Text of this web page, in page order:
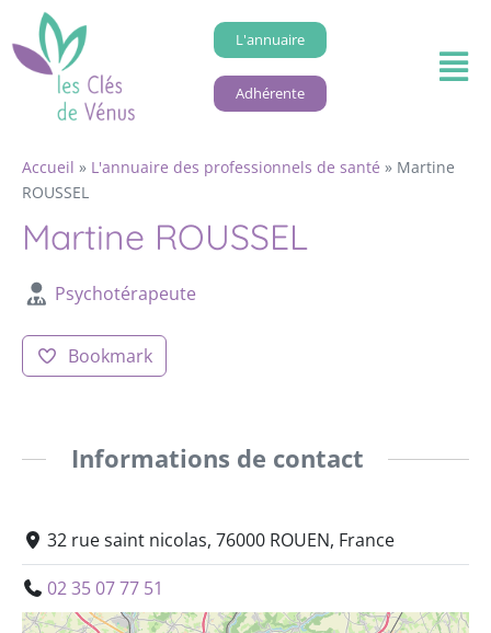
L'annuaire
Adhérente
Accueil » L'annuaire des professionnels de santé » Martine
ROUSSEL
Martine ROUSSEL
Psychotérapeute
Bookmark
Informations de contact
32 rue saint nicolas, 76000 ROUEN, France
02 35 07 77 51